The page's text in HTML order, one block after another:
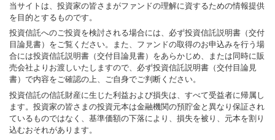
当サイトは、投資家の皆さまがファンドの理解に資するための情報提供
を目的とするものです。
投資信託へのご投資を検討される場合には、必ず投資信託説明書（交付
目論見書）をご覧ください。また、ファンドの取得のお申込みを行う場
合には投資信託説明書（交付目論見書）をあらかじめ、または同時に販
売会社よりお渡しいたしますので、必ず投資信託説明書（交付目論見
書）で内容をご確認の上、ご自身でご判断ください。
投資信託の信託財産に生じた利益および損失は、すべて受益者に帰属し
ます。投資家の皆さまの投資元本は金融機関の預貯金と異なり保証され
ているものではなく、基準価額の下落により、損失を被り、元本を割り
込むおそれがあります。